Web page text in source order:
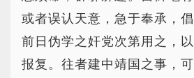
或者误认天意，急于奉承，
前日伪学之奸党次第用之，
报复。往者建中靖国之事，